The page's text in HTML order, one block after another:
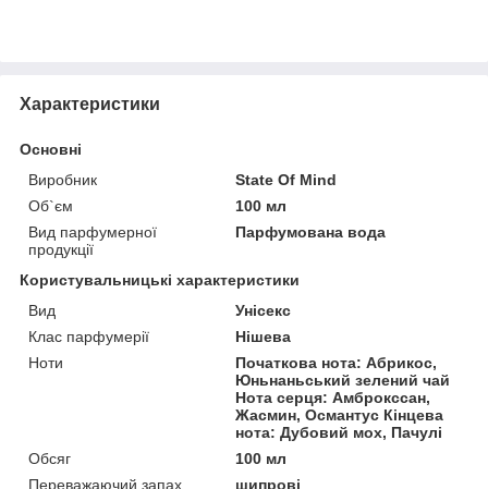
Характеристики
Основні
Виробник
State Of Mind
Об`єм
100 мл
Вид парфумерної
продукції
Парфумована вода
Користувальницькі характеристики
Вид
Унісекс
Клас парфумерії
Нішева
Ноти
Початкова нота: Абрикос,
Юньнаньський зелений чай
Нота серця: Амброкссан,
Жасмин, Османтус Кінцева
нота: Дубовий мох, Пачулі
Обсяг
100 мл
Переважаючий запах
шипрові